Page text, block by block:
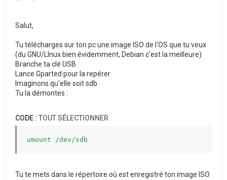
Salut,
Tu télécharges sur ton pc une image ISO de l'OS que tu veux
(du GNU/LInux bien évidemment, Debian c'est la meilleure)
Branche ta clé USB
Lance Gparted pour la repérer
Imaginons qu'elle soit sdb
Tu la démontes :
CODE : TOUT SÉLECTIONNER
umount /dev/sdb
Tu te mets dans le répertoire où est enregistré ton image ISO